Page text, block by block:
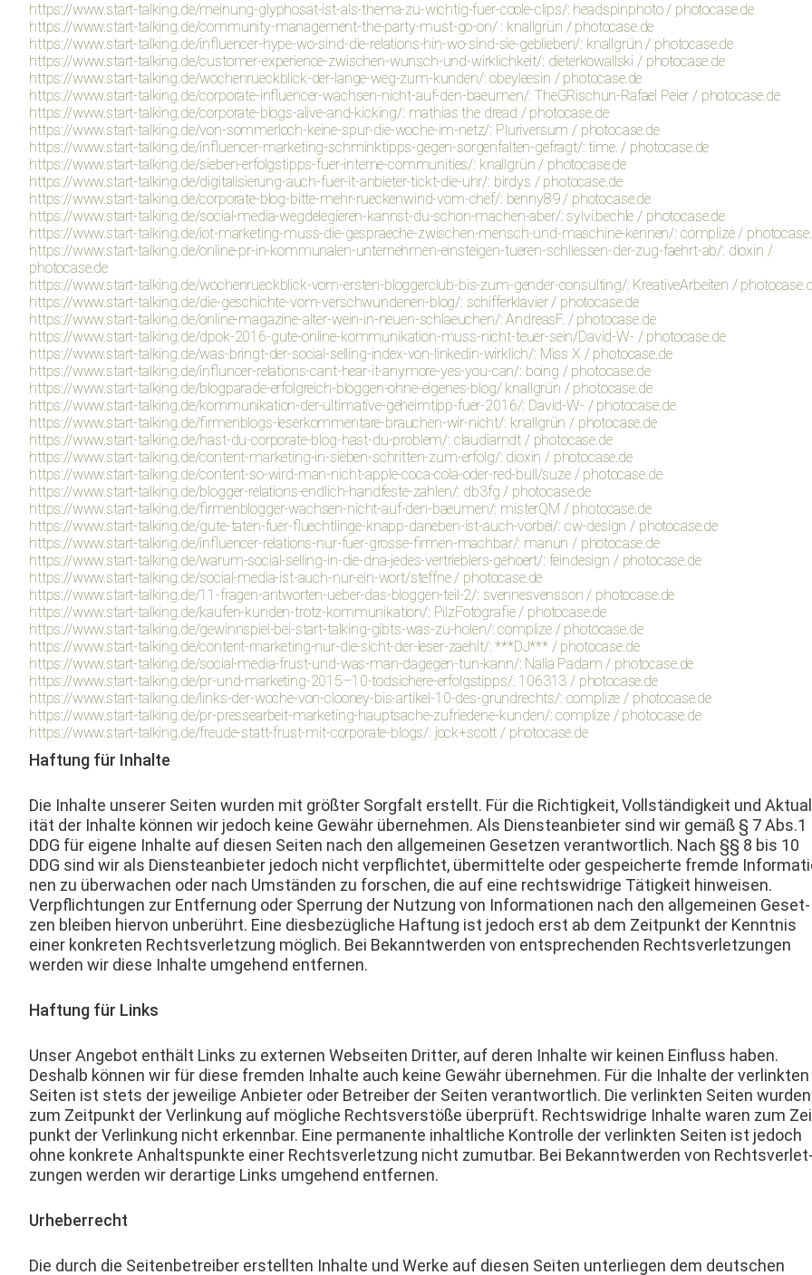
https://www.start-talking.de/meinung-glyphosat-ist-als-thema-zu-wichtig-fuer-coole-clips/: headspinphoto / photocase.de
https://www.start-talking.de/community-management-the-party-must-go-on/ : knallgrün / photocase.de
https://www.start-talking.de/influencer-hype-wo-sind-die-relations-hin-wo-sind-sie-geblieben/: knallgrün / photocase.de
https://www.start-talking.de/customer-experience-zwischen-wunsch-und-wirklichkeit/: dieterkowallski / photocase.de
https://www.start-talking.de/wochenrueckblick-der-lange-weg-zum-kunden/: obeyleesin / photocase.de
https://www.start-talking.de/corporate-influencer-wachsen-nicht-auf-den-baeumen/: TheGRischun-Rafael Peier / photocase.de
https://www.start-talking.de/corporate-blogs-alive-and-kicking/: mathias the dread / photocase.de
https://www.start-talking.de/von-sommerloch-keine-spur-die-woche-im-netz/: Pluriversum / photocase.de
https://www.start-talking.de/influencer-marketing-schminktipps-gegen-sorgenfalten-gefragt/: time. / photocase.de
https://www.start-talking.de/sieben-erfolgstipps-fuer-interne-communities/: knallgrün / photocase.de
https://www.start-talking.de/digitalisierung-auch-fuer-it-anbieter-tickt-die-uhr/: birdys / photocase.de
https://www.start-talking.de/corporate-blog-bitte-mehr-rueckenwind-vom-chef/: benny89 / photocase.de
https://www.start-talking.de/social-media-wegdelegieren-kannst-du-schon-machen-aber/: sylvi.bechle / photocase.de
https://www.start-talking.de/iot-marketing-muss-die-gespraeche-zwischen-mensch-und-maschine-kennen/: complize /
https://www.start-talking.de/online-pr-in-kommunalen-unternehmen-einsteigen-tueren-schliessen-der-zug-faehrt-ab/: dioxin /
photocase.de
https://www.start-talking.de/wochenrueckblick-vom-ersten-bloggerclub-bis-zum-gender-consulting/: KreativeArbeiten /
https://www.start-talking.de/die-geschichte-vom-verschwundenen-blog/: schifferklavier / photocase.de
https://www.start-talking.de/online-magazine-alter-wein-in-neuen-schlaeuchen/: AndreasF. / photocase.de
https://www.start-talking.de/dpok-2016-gute-online-kommunikation-muss-nicht-teuer-sein/David-W- / photocase.de
https://www.start-talking.de/was-bringt-der-social-selling-index-von-linkedin-wirklich/: Miss X / photocase.de
https://www.start-talking.de/influncer-relations-cant-hear-it-anymore-yes-you-can/: boing / photocase.de
https://www.start-talking.de/blogparade-erfolgreich-bloggen-ohne-eigenes-blog/ knallgrün / photocase.de
https://www.start-talking.de/kommunikation-der-ultimative-geheimtipp-fuer-2016/: David-W- / photocase.de
https://www.start-talking.de/firmenblogs-leserkommentare-brauchen-wir-nicht/: knallgrün / photocase.de
https://www.start-talking.de/hast-du-corporate-blog-hast-du-problem/: claudiarndt / photocase.de
https://www.start-talking.de/content-marketing-in-sieben-schritten-zum-erfolg/: dioxin / photocase.de
https://www.start-talking.de/content-so-wird-man-nicht-apple-coca-cola-oder-red-bull/suze / photocase.de
https://www.start-talking.de/blogger-relations-endlich-handfeste-zahlen/: db3fg / photocase.de
https://www.start-talking.de/firmenblogger-wachsen-nicht-auf-den-baeumen/: misterQM / photocase.de
https://www.start-talking.de/gute-taten-fuer-fluechtlinge-knapp-daneben-ist-auch-vorbei/: cw-design / photocase.de
https://www.start-talking.de/influencer-relations-nur-fuer-grosse-firmen-machbar/: manun / photocase.de
https://www.start-talking.de/warum-social-selling-in-die-dna-jedes-vertrieblers-gehoert/: feindesign / photocase.de
https://www.start-talking.de/social-media-ist-auch-nur-ein-wort/steffne / photocase.de
https://www.start-talking.de/11-fragen-antworten-ueber-das-bloggen-teil‑2/: svennesvensson / photocase.de
https://www.start-talking.de/kaufen-kunden-trotz-kommunikation/: PilzFotografie / photocase.de
https://www.start-talking.de/gewinnspiel-bei-start-talking-gibts-was-zu-holen/: complize / photocase.de
https://www.start-talking.de/content-marketing-nur-die-sicht-der-leser-zaehlt/: ***DJ*** / photocase.de
https://www.start-talking.de/social-media-frust-und-was-man-dagegen-tun-kann/: Nalla Padam / photocase.de
https://www.start-talking.de/pr-und-marketing-2015–10-todsichere-erfolgstipps/: 106313 / photocase.de
https://www.start-talking.de/links-der-woche-von-clooney-bis-artikel-10-des-grundrechts/: complize / photocase.de
https://www.start-talking.de/pr-pressearbeit-marketing-hauptsache-zufriedene-kunden/: complize / photocase.de
https://www.start-talking.de/freude-statt-frust-mit-corporate-blogs/: jock+scott / photocase.de
Haf­tung für Inhalte
Die Inhalte unser­er Seit­en wur­den mit größter Sorgfalt erstellt. Für die Richtigkeit, Voll­ständigkeit und
ität der Inhalte kön­nen wir jedoch keine Gewähr übernehmen. Als Dien­stean­bi­eter sind wir gemäß § 7 Abs.1
DDG für eigene Inhalte auf diesen Seit­en nach den all­ge­meinen Geset­zen ver­ant­wortlich. Nach §§ 8 bis 10
DDG sind wir als Dien­stean­bi­eter jedoch nicht verpflichtet, über­mit­telte oder gespe­icherte fremde
nen zu überwachen oder nach Umstän­den zu forschen, die auf eine rechtswidrige Tätigkeit hin­weisen.
Verpflich­tun­gen zur Ent­fer­nung oder Sper­rung der Nutzung von Infor­ma­tio­nen nach den all­ge­meinen Geset­
zen bleiben hier­von unberührt. Eine dies­bezügliche Haf­tung ist jedoch erst ab dem Zeit­punkt der Ken­nt­nis
ein­er konkreten Rechtsver­let­zung möglich. Bei Bekan­ntwer­den von entsprechen­den Rechtsver­let­zun­gen
wer­den wir diese Inhalte umge­hend entfernen.
Haf­tung für Links
Unser Ange­bot enthält Links zu exter­nen Web­seit­en Drit­ter, auf deren Inhalte wir keinen Ein­fluss haben.
Deshalb kön­nen wir für diese frem­den Inhalte auch keine Gewähr übernehmen. Für die Inhalte der ver­link­ten
Seit­en ist stets der jew­eilige Anbi­eter oder Betreiber der Seit­en ver­ant­wortlich. Die ver­link­ten Seit­en wur­den
zum Zeit­punkt der Ver­linkung auf mögliche Rechtsver­stöße über­prüft. Rechtswidrige Inhalte waren zum
punkt der Ver­linkung nicht erkennbar. Eine per­ma­nente inhaltliche Kon­trolle der ver­link­ten Seit­en ist jedoch
ohne konkrete Anhalt­spunk­te ein­er Rechtsver­let­zung nicht zumut­bar. Bei Bekan­ntwer­den von
zun­gen wer­den wir der­ar­tige Links umge­hend entfernen.
Urhe­ber­recht
Die durch die Seit­en­be­treiber erstell­ten Inhalte und Werke auf diesen Seit­en unter­liegen dem deutschen